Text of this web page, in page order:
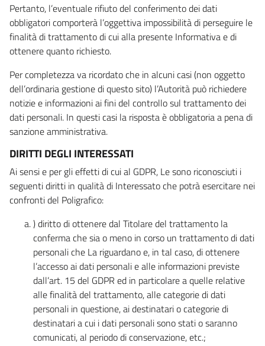
Pertanto, l’eventuale rifiuto del conferimento dei dati
obbligatori comporterà l’oggettiva impossibilità di perseguire le
finalità di trattamento di cui alla presente Informativa e di
ottenere quanto richiesto.
Per completezza va ricordato che in alcuni casi (non oggetto
dell’ordinaria gestione di questo sito) l’Autorità può richiedere
notizie e informazioni ai fini del controllo sul trattamento dei
dati personali. In questi casi la risposta è obbligatoria a pena di
sanzione amministrativa.
DIRITTI DEGLI INTERESSATI
Ai sensi e per gli effetti di cui al GDPR, Le sono riconosciuti i
seguenti diritti in qualità di Interessato che potrà esercitare nei
confronti del Poligrafico:
) diritto di ottenere dal Titolare del trattamento la
conferma che sia o meno in corso un trattamento di dati
personali che La riguardano e, in tal caso, di ottenere
l’accesso ai dati personali e alle informazioni previste
dall’art. 15 del GDPR ed in particolare a quelle relative
alle finalità del trattamento, alle categorie di dati
personali in questione, ai destinatari o categorie di
destinatari a cui i dati personali sono stati o saranno
comunicati, al periodo di conservazione, etc.;